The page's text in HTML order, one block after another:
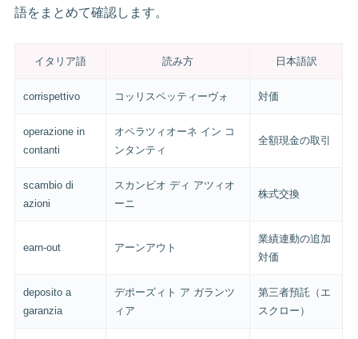
語をまとめて確認します。
イタリア語 読み方 日本語訳
corrispettivo コッリスペッティーヴォ 対価
operazione in
contanti
オペラツィオーネ イン コ
ンタンティ
全額現金の取引
scambio di
azioni
スカンビオ ディ アツィオ
ーニ
株式交換
earn-out アーンアウト
業績連動の追加
対価
deposito a
garanzia
デポーズィト ア ガランツ
ィア
第三者預託（エ
スクロー）